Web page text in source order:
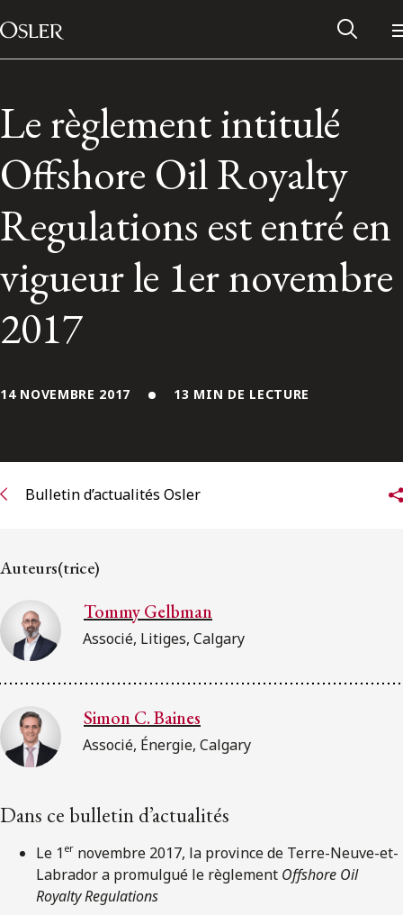
Passer au contenu
Main Navigation
Réseau des anciens d’Osler
Le règlement intitulé
Offshore Oil Royalty
Regulations est entré en
vigueur le 1er novembre
2017
14 NOVEMBRE 2017 13 MIN DE LECTURE
Bulletin d’actualités Osler
Auteurs(trice)
Tommy Gelbman
Associé, Litiges, Calgary
Simon C. Baines
Associé, Énergie, Calgary
Dans ce bulletin d’actualités
Le 1 er novembre 2017, la province de Terre-Neuve-et-
Labrador a promulgué le règlement Offshore Oil
Royalty Regulations